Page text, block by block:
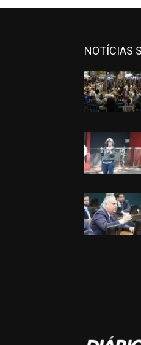
NOTÍCIAS